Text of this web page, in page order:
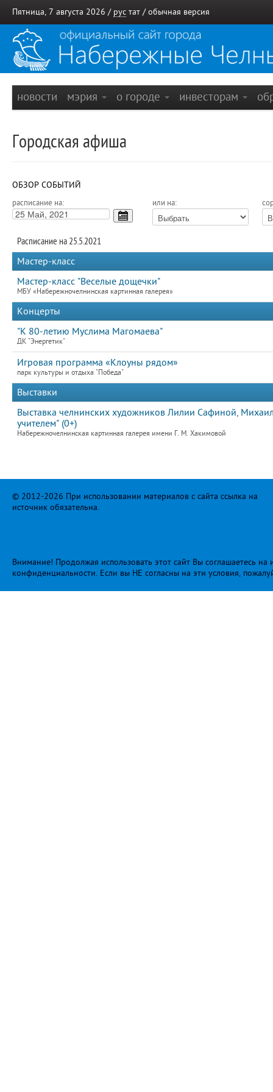
Пятница, 7 августа 2026 / рус тат / обычная версия
новости мэрия о городе инвесторам
Городская афиша
ОБЗОР СОБЫТИЙ
расписание на: или на:
Расписание на 25.5.2021
Мастер-класс
Мастер-класс "Веселые дощечки"
МБУ «Набережночелнинская картинная галерея»
Концерты
"К 80-летию Муслима Магомаева"
ДК "Энергетик"
Игровая программа «Клоуны рядом»
парк культуры и отдыха "Победа"
Выставки
Выставка челнинских художников Лилии Сафиной,
учителем" (0+)
Набережночелнинская картинная галерея имени Г. М. Хакимовой
© 2012-2026 При использовании материалов с сайта ссылка на
источник обязательна.
Внимание! Продолжая использовать этот сайт Вы соглашаетесь
конфиденциальности. Если вы НЕ согласны на эти условия,